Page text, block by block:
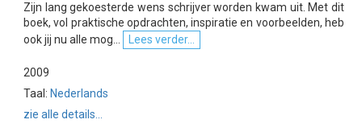
Zijn lang gekoesterde wens schrijver worden kwam uit. Met dit
boek, vol praktische opdrachten, inspiratie en voorbeelden, heb
ook jij nu alle mog...
Lees verder...
2009
Taal: Nederlands
zie alle details...